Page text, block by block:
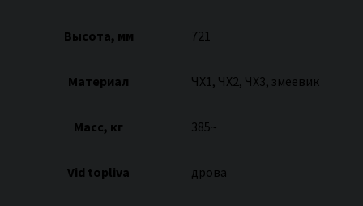
Высота, мм 721
Материал ЧХ1, ЧХ2, ЧХ3, змеевик
Масс, кг 385~
Vid topliva дрова